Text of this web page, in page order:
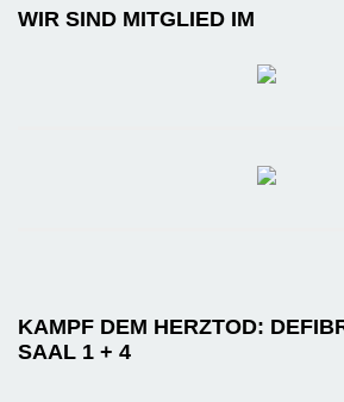
WIR SIND MITGLIED IM
KAMPF DEM HERZTOD:
SAAL 1 + 4